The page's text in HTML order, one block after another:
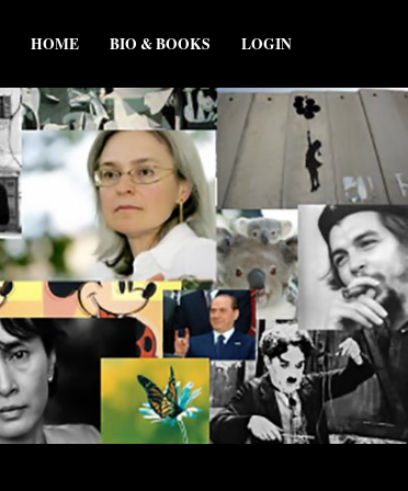
HOME BIO & BOOKS LOGIN